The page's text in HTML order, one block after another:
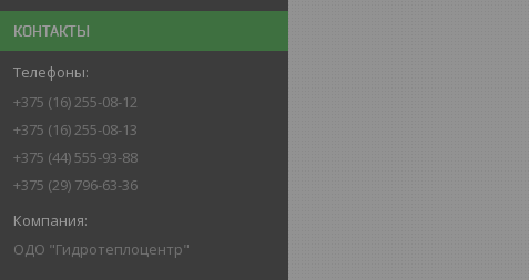
КОНТАКТЫ
+375 (16) 255-08-12
+375 (16) 255-08-13
+375 (44) 555-93-88
+375 (29) 796-63-36
ОДО "Гидротеплоцентр"